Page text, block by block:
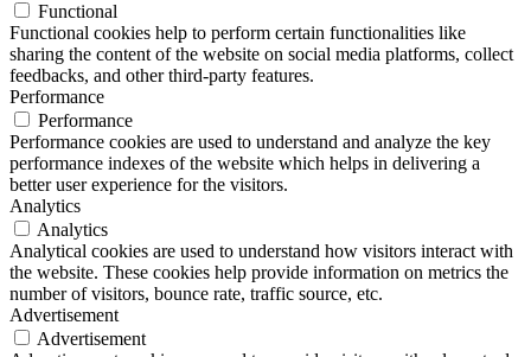
Functional
Functional cookies help to perform certain functionalities like
sharing the content of the website on social media platforms, collect
feedbacks, and other third-party features.
Performance
Performance
Performance cookies are used to understand and analyze the key
performance indexes of the website which helps in delivering a
better user experience for the visitors.
Analytics
Analytics
Analytical cookies are used to understand how visitors interact with
the website. These cookies help provide information on metrics the
number of visitors, bounce rate, traffic source, etc.
Advertisement
Advertisement